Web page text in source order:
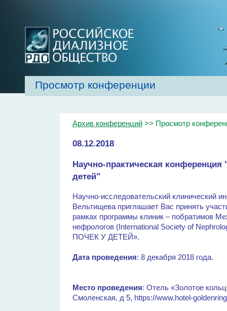
Главная Об обществе
Просмотр конференции
Архив конференций>> Просмотр
08.12.2018
Научно-практическая
детей"
Научно-исследовательский клинический
Вельтищева приглашает Вас принять
рамках программы клиник – побратимов
нефрологов (International Society of
ПОЧЕК У ДЕТЕЙ».
Дата проведения: 8 декабря 2018 года.
Место проведения: Отель «Золотое
Смоленская, д 5, https://www.hotel-